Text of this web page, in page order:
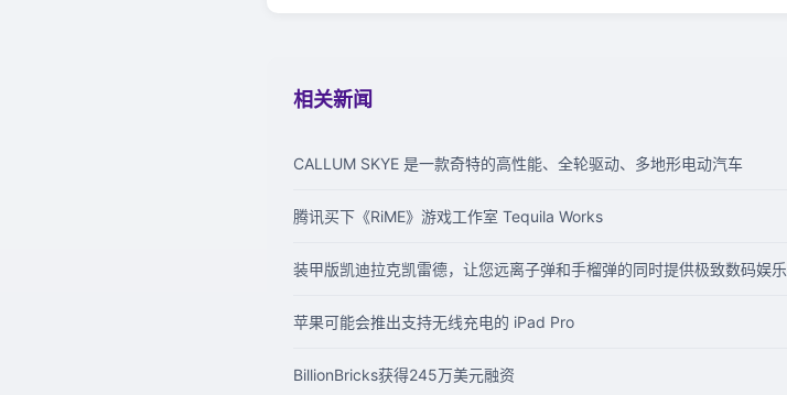
相关新闻
CALLUM SKYE 是一款奇特的高性能、全轮驱动、多地形电动汽车
腾讯买下《RiME》游戏工作室 Tequila Works
装甲版凯迪拉克凯雷德，让您远离子弹和手榴弹的同时提供极致数码娱乐
苹果可能会推出支持无线充电的 iPad Pro
BillionBricks获得245万美元融资